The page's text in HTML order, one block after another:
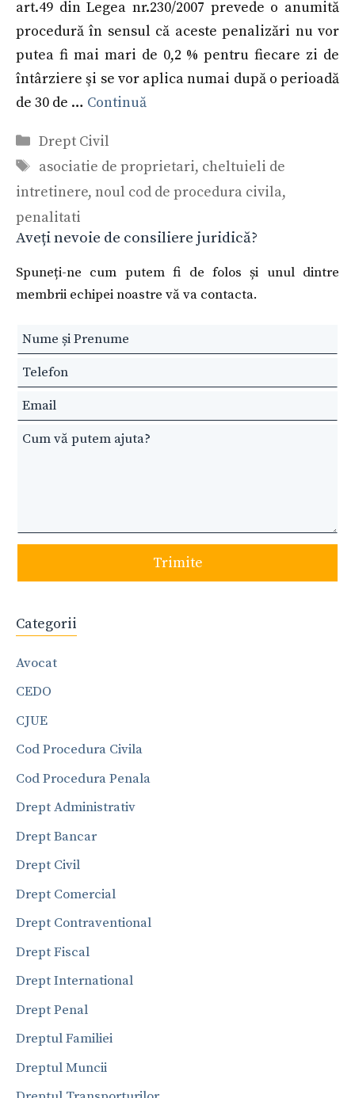
art.49 din Legea nr.230/2007 prevede o anumită
procedură în sensul că aceste penalizări nu vor
putea fi mai mari de 0,2 % pentru fiecare zi de
întârziere şi se vor aplica numai după o perioadă
de 30 de … Continuă
Categorii
Drept Civil
Etichete
asociatie de proprietari, cheltuieli de
intretinere, noul cod de procedura civila,
penalitati
Aveți nevoie de consiliere juridică?
Spuneți-ne cum putem fi de folos și unul dintre
membrii echipei noastre vă va contacta.
Leave
this
field
blank
Trimite
Categorii
Avocat
CEDO
CJUE
Cod Procedura Civila
Cod Procedura Penala
Drept Administrativ
Drept Bancar
Drept Civil
Drept Comercial
Drept Contraventional
Drept Fiscal
Drept International
Drept Penal
Dreptul Familiei
Dreptul Muncii